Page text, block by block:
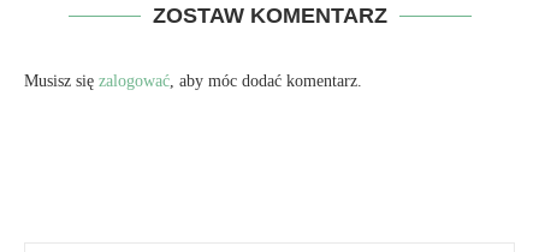
ZOSTAW KOMENTARZ
Musisz się zalogować, aby móc dodać komentarz.